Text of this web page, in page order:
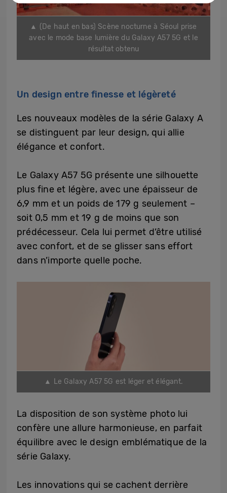
▲ (De haut en bas) Scène nocturne à Séoul prise
avec le mode base lumière du Galaxy A57 5G et le
résultat obtenu
Un design entre finesse et légèreté
Les nouveaux modèles de la série Galaxy A
se distinguent par leur design, qui allie
élégance et confort.
Le Galaxy A57 5G présente une silhouette
plus fine et légère, avec une épaisseur de
6,9 mm et un poids de 179 g seulement –
soit 0,5 mm et 19 g de moins que son
prédécesseur. Cela lui permet d’être utilisé
avec confort, et de se glisser sans effort
dans n’importe quelle poche.
▲ Le Galaxy A57 5G est léger et élégant.
La disposition de son système photo lui
confère une allure harmonieuse, en parfait
équilibre avec le design emblématique de la
série Galaxy.
Les innovations qui se cachent derrière